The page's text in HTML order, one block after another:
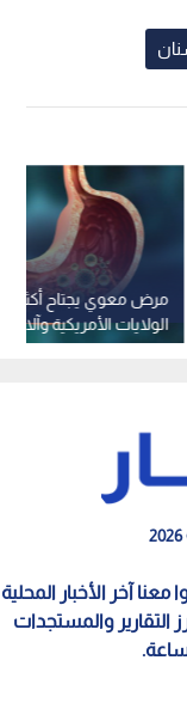
مرض معوي يجتاح أكثر
الولايات الأمريكية وآلاف
الرصد
معنا آخر الأخبار المحلية
التقارير والمستجدات